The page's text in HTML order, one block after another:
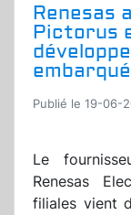
Renesas
Pictorus
Publié le 19-06-
Le
Renesas
filiales vient